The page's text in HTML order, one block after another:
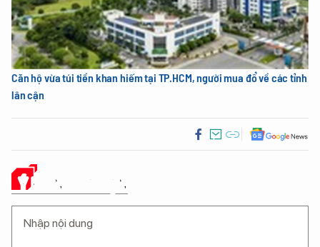
Căn hộ vừa túi tiền khan hiếm tại TP.HCM, người mua đổ về các tỉnh
lân cận
Ý KIẾN CỦA BẠN